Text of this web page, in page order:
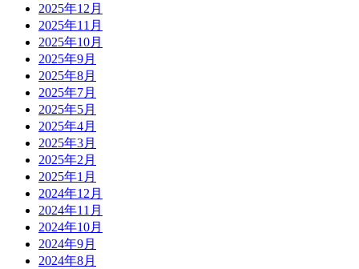
2025年12月
2025年11月
2025年10月
2025年9月
2025年8月
2025年7月
2025年5月
2025年4月
2025年3月
2025年2月
2025年1月
2024年12月
2024年11月
2024年10月
2024年9月
2024年8月